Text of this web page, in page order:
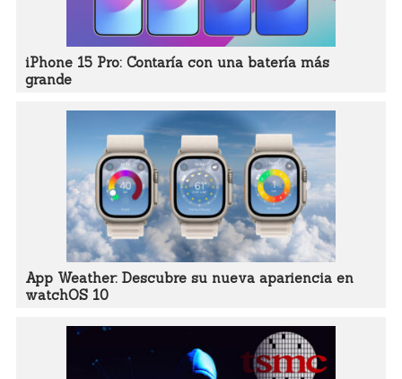
iPhone 15 Pro: Contaría con una batería más
grande
App Weather: Descubre su nueva apariencia en
watchOS 10